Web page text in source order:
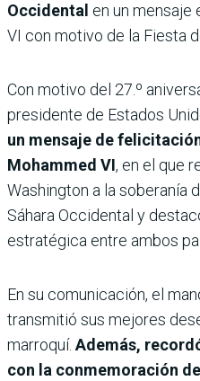
Occidental en un mensaje
VI con motivo de la Fiesta
Con motivo del 27.º
presidente de Estados
un mensaje de
Mohammed VI, en el que
Washington a la soberanía
Sáhara Occidental y
estratégica entre ambos
En su comunicación, el
transmitió sus mejores
marroquí. Además,
con la conmemoración